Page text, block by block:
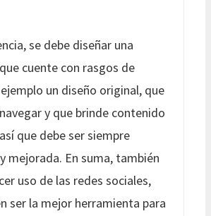
se debe diseñar una
cuente con rasgos de
un diseño original, que
y que brinde contenido
que debe ser siempre
mejorada. En suma, también
uso de las redes sociales,
ser la mejor herramienta para